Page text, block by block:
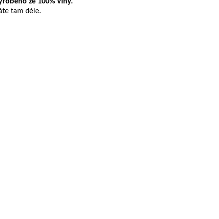
tam déle.